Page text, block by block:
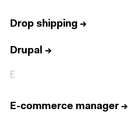
Drop shipping →
Drupal →
E
E-commerce manager→